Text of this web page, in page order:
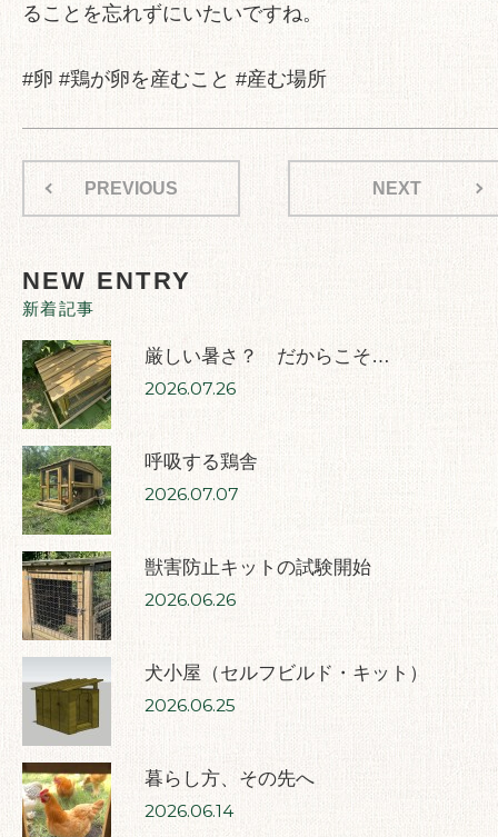
ることを忘れずにいたいですね。
#卵 #鶏が卵を産むこと #産む場所
PREVIOUS NEXT
NEW ENTRY
新着記事
厳しい暑さ？ だからこそ…
2026.07.26
呼吸する鶏舎
2026.07.07
獣害防止キットの試験開始
2026.06.26
犬小屋（セルフビルド・キット）
2026.06.25
暮らし方、その先へ
2026.06.14